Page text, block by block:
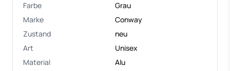
Farbe
Grau
Marke
Conway
Zustand
neu
Art
Unisex
Material
Alu